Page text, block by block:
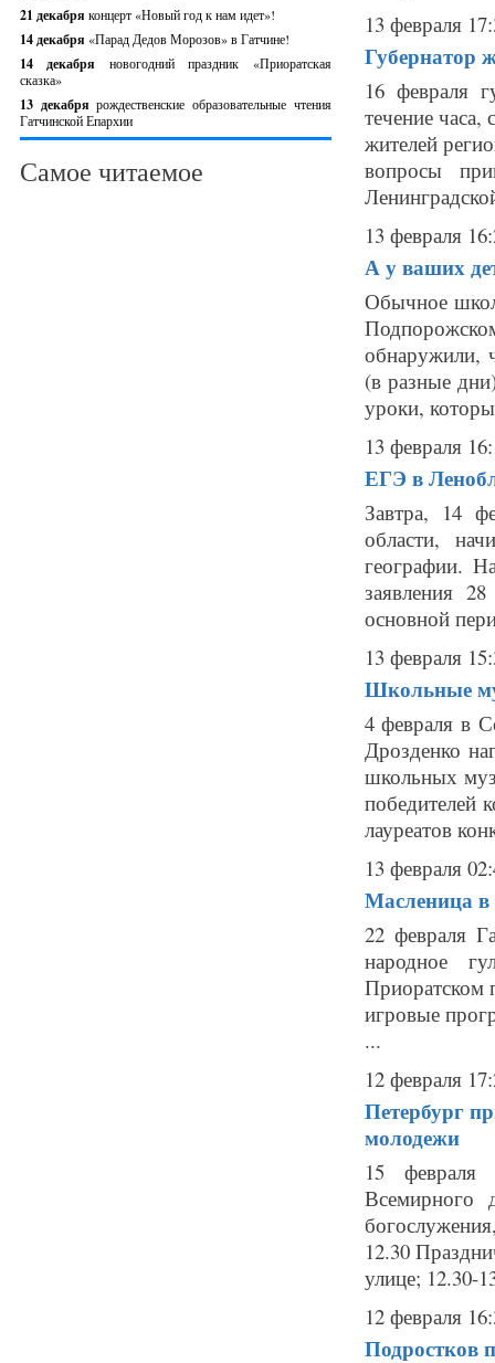
21 декабря концерт «Новый год к нам идет»!
14 декабря «Парад Дедов Морозов» в Гатчине!
14 декабря новогодний праздник «Приоратская
сказка»
13 декабрярождественские образовательные чтения
Гатчинской Епархии
Самое читаемое
13 февраля
Губернатор
16 февраля
течение
жителей
вопросы
13 февраля
А у ваших
Обычное
обнаружили,
(в разные
уроки,
13 февраля
ЕГЭ в
Завтра, 14
области,
географии.
заявления
основной
13 февраля
Школьные
4 февраля в
Дрозденко
школьных
победителей
лауреатов
13 февраля
Масленица в
22 февраля
народное
Приоратском
игровые
...
12 февраля
Петербург
молодежи
15 февраля
Всемирного
12.30
улице; 12.30-
12 февраля
Подростков